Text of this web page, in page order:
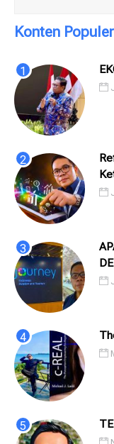
Konten Populer